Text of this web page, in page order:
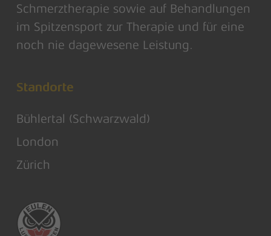
Schmerztherapie sowie auf Behandlungen
im Spitzensport zur Therapie und für eine
noch nie dagewesene Leistung.
Standorte
Bühlertal (Schwarzwald)
London
Zürich